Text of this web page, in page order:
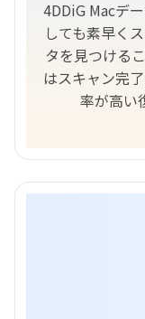
4DDiG Macデ
しても素早く
タを見つける
はスキャン完
率が高い